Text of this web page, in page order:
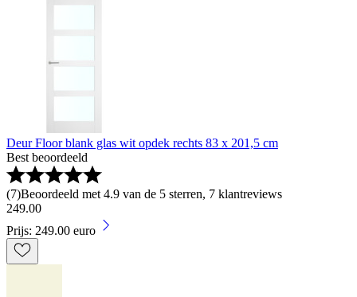
Deur Floor blank glas wit opdek rechts 83 x 201,5 cm
Best beoordeeld
(7)Beoordeeld met 4.9 van de 5 sterren, 7 klantreviews
249.00
Prijs: 249.00 euro